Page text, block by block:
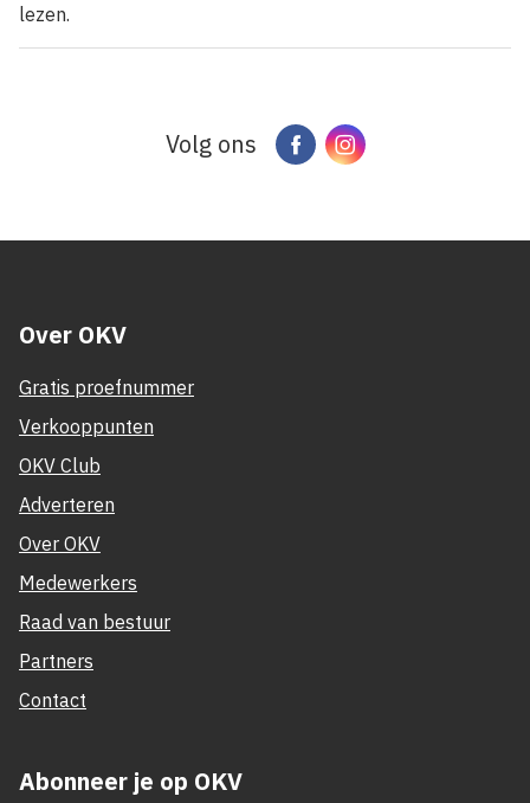
lezen.
Volg ons FacebookInstagram
Over OKV
Gratis proefnummer
Verkooppunten
OKV Club
Adverteren
Over OKV
Medewerkers
Raad van bestuur
Partners
Contact
Abonneer je op OKV